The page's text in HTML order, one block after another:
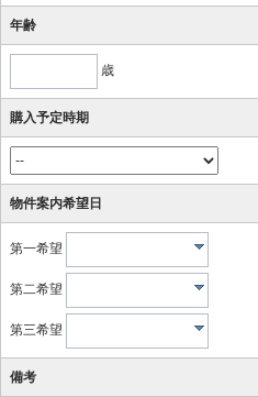
年齢
歳
購入予定時期
物件案内希望日
第一希望
第二希望
第三希望
備考